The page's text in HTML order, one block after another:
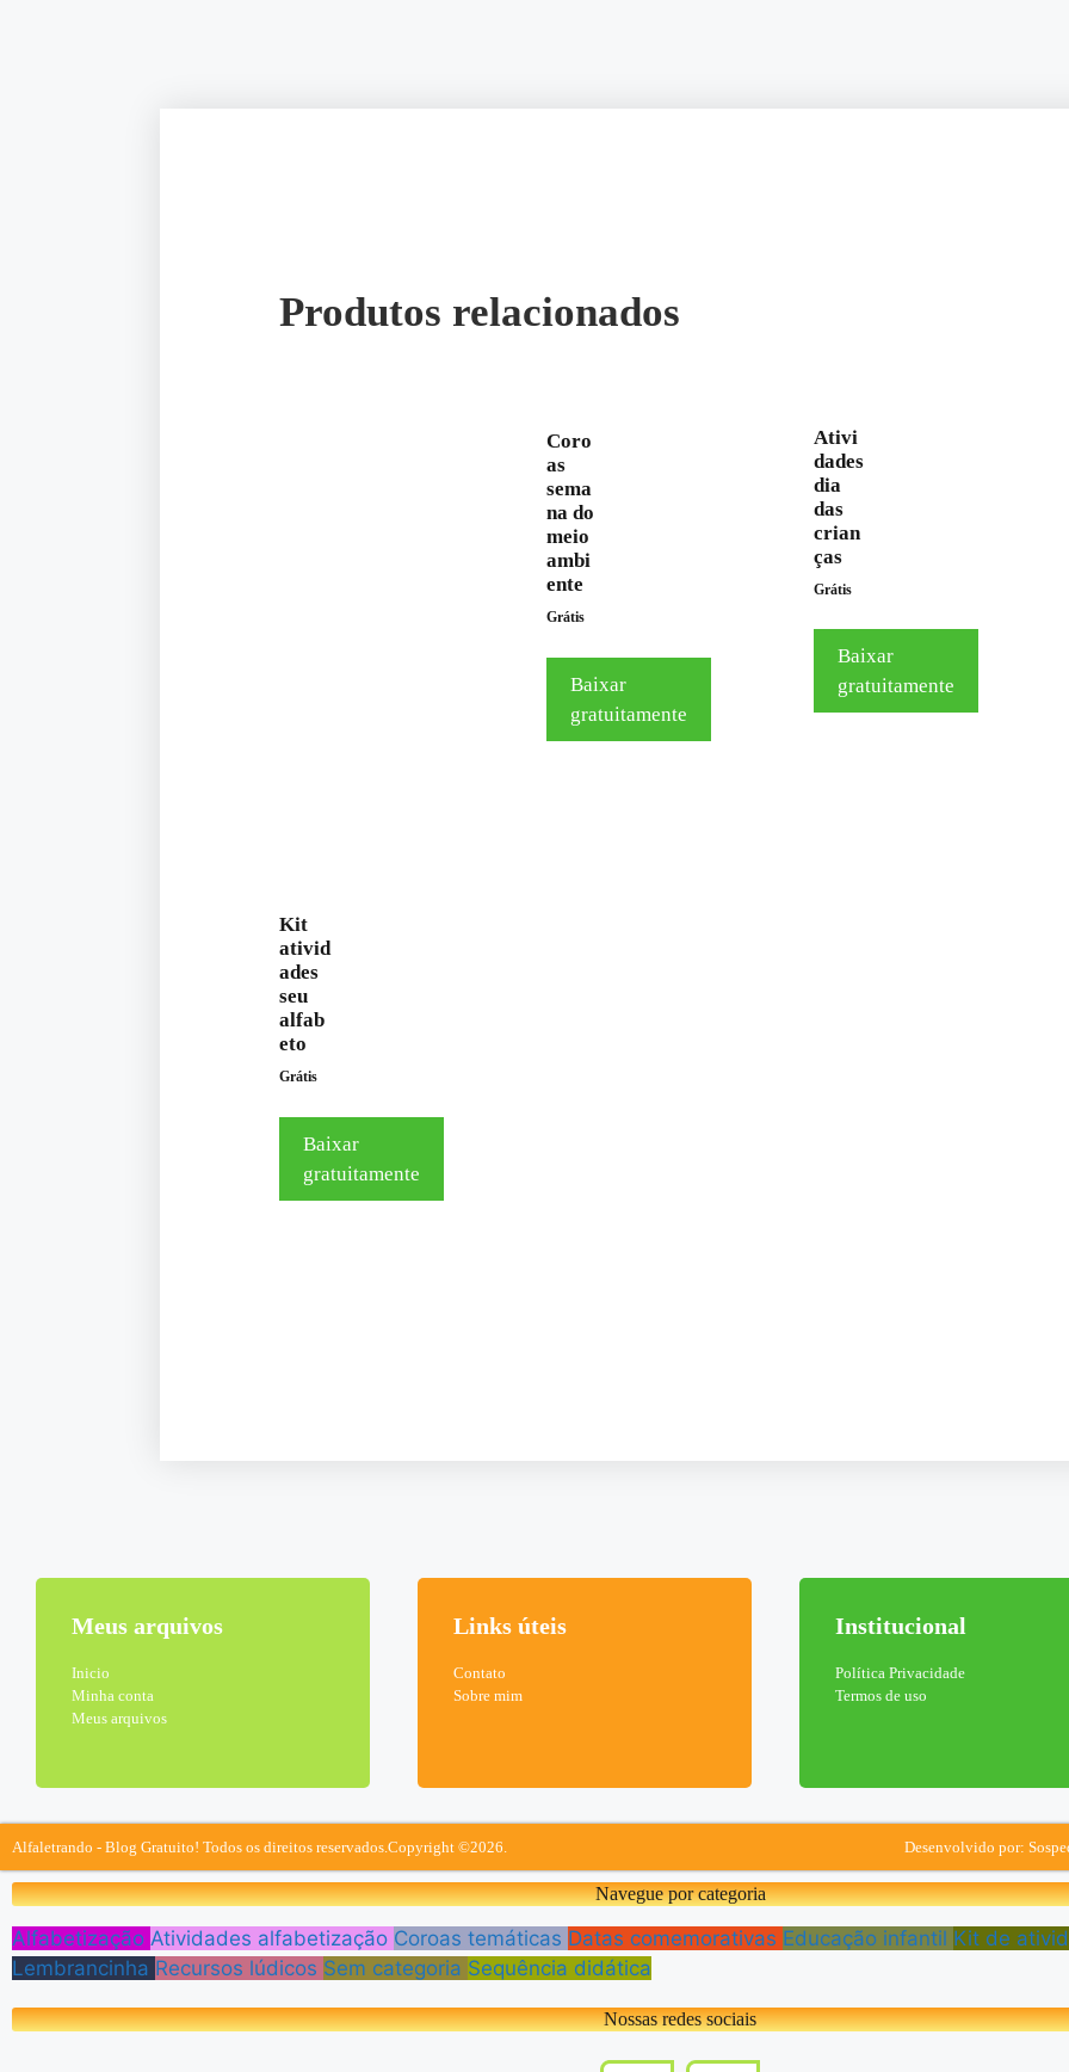
Produtos relacionados
Coro
as
sema
na do
meio
ambi
ente
Grátis
Baixar
gratuitamente
Ativi
dades
dia
das
crian
ças
Grátis
Baixar
gratuitamente
Kit
ativid
ades
seu
alfab
eto
Grátis
Baixar
gratuitamente
Meus arquivos
Inicio
Minha conta
Meus arquivos
Links úteis
Contato
Sobre mim
Institucional
Política Privacidade
Termos de uso
Alfaletrando - Blog Gratuito! Todos os direitos reservados. Copyright ©2026. Desenvolvido por:
Navegue por categoria
Alfabetização Atividades alfabetização Coroas temáticas Datas comemorativas Educação infantil Kit de
Lembrancinha Recursos lúdicos Sem categoria Sequência didática
Nossas redes sociais